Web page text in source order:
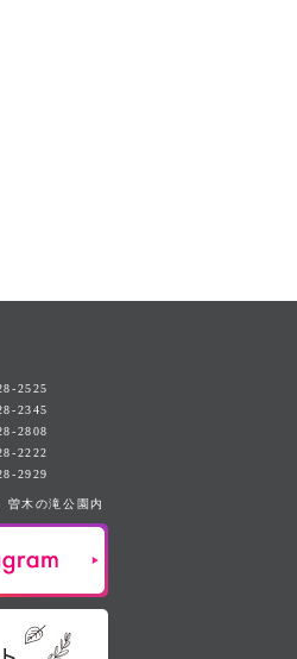
2525
2345
2808
2222
2929
曽木の滝公園内